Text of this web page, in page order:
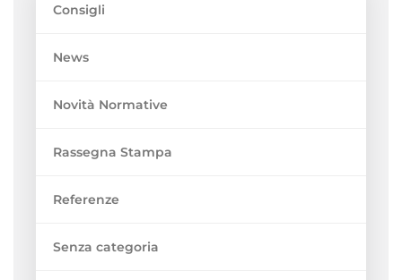
Consigli
News
Novità Normative
Rassegna Stampa
Referenze
Senza categoria